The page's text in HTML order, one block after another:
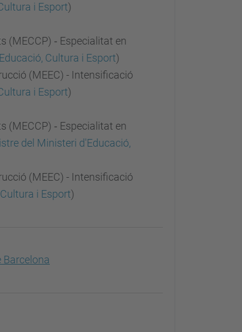
i Esport)
(MECCP) ‐ Especialitat en
Cultura i Esport)
(MEEC) - Intensificació
i Esport)
(MECCP) ‐ Especialitat en
del Ministeri d'Educació,
(MEEC) - Intensificació
i Esport)
Barcelona